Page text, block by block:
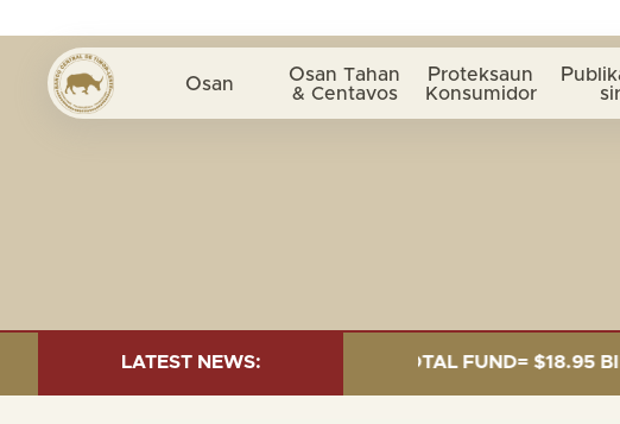
Osan Osan Tahan
& Centavos
Proteksaun
Konsumidor
Publikasaun
LATEST NEWS:
AS OF 30 SEP. 2025: TOTAL FUND= $18.95